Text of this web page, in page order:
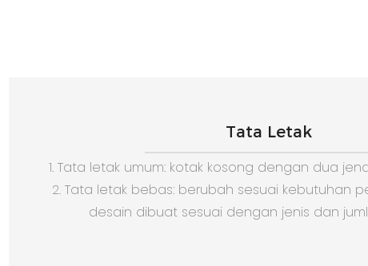
Tata Letak
1. Tata letak umum: kotak kosong dengan dua
2. Tata letak bebas: berubah sesuai kebutuhan
desain dibuat sesuai dengan jenis dan